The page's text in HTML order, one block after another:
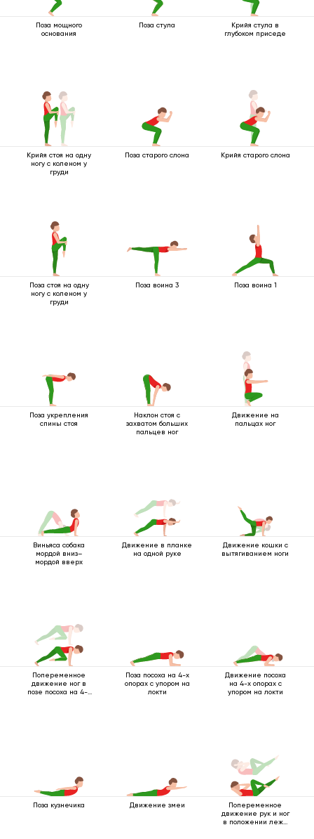
Поза мощного
основания
Поза стула
Крийя стула в
глубоком приседе
Крийя стоя на одну
ногу с коленом у
груди
Поза старого слона Крийя старого слона
Поза стоя на одну
ногу с коленом у
груди
Поза воина 3 Поза воина 1
Поза укрепления
спины стоя
Наклон стоя с
захватом больших
пальцев ног
Движение на
пальцах ног
Виньяса собака
мордой вниз–
мордой вверх
Движение в планке
на одной руке
Движение кошки с
вытягиванием ноги
Попеременное
движение ног в
позе посоха на 4-х
Поза посоха на 4-х
опорах с упором на
локти
Движение посоха
на 4-х опорах с
упором на локти
Поза кузнечика Движение змеи
Попеременное
движение рук и ног
в положении лежа